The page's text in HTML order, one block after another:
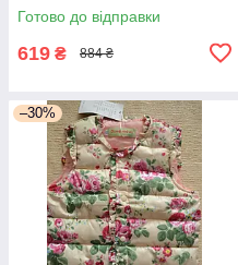
Готово до відправки
619 ₴ 884 ₴
–30%